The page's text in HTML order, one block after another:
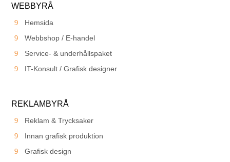
WEBBYRÅ
Hemsida
Webbshop / E-handel
Service- & underhållspaket
IT-Konsult / Grafisk designer
REKLAMBYRÅ
Reklam & Trycksaker
Innan grafisk produktion
Grafisk design